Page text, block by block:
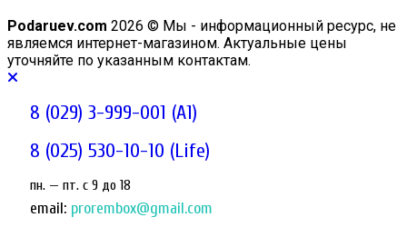
Podaruev.com 2026 © Мы - информационный ресурс, не
являемся интернет-магазином. Актуальные цены
уточняйте по указанным контактам.
8 (029) 3-999-001 (A1)
8 (025) 530-10-10 (Life)
пн. — пт. c 9 до 18
email: prorembox@gmail.com